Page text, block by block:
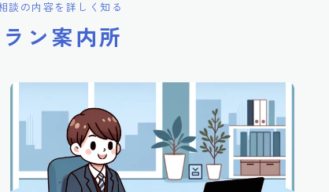
談の内容を詳しく知る
ン案内所